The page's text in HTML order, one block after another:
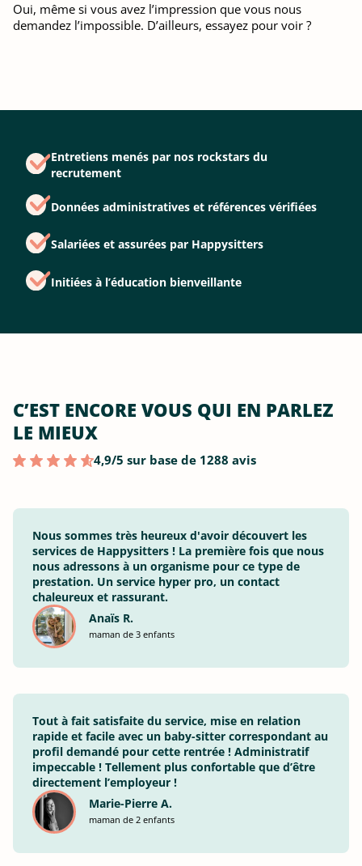
Oui, même si vous avez l’impression que vous nous
demandez l’impossible. D’ailleurs, essayez pour voir ?
Entretiens menés par nos rockstars du
recrutement
Données administratives et références vérifiées
Salariées et assurées par Happysitters
Initiées à l’éducation bienveillante
C’EST ENCORE VOUS QUI EN PARLEZ
LE MIEUX
4,9/5 sur base de 1288 avis
Nous sommes très heureux d'avoir découvert les
services de Happysitters ! La première fois que nous
nous adressons à un organisme pour ce type de
prestation. Un service hyper pro, un contact
chaleureux et rassurant.
Anaïs R.
maman de 3 enfants
Tout à fait satisfaite du service, mise en relation
rapide et facile avec un baby-sitter correspondant au
profil demandé pour cette rentrée ! Administratif
impeccable ! Tellement plus confortable que d’être
directement l’employeur !
Marie-Pierre A.
maman de 2 enfants